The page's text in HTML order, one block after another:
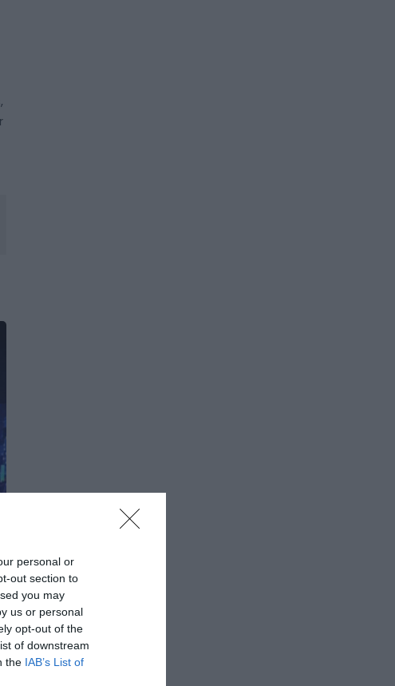
personal or
out section to
you may
us or personal
opt-out of the
of downstream
the IAB’s List of